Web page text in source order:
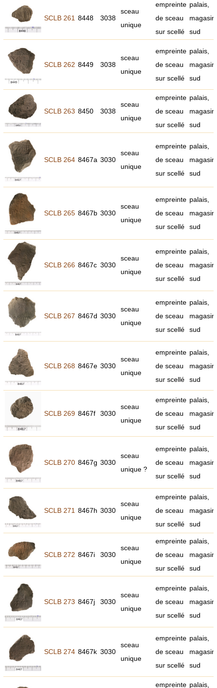
SCLB 261 8448 3038
sceau
unique
empreinte
de sceau
sur scellé
palais,
sud
SCLB 262 8449 3038
sceau
unique
empreinte
de sceau
sur scellé
palais,
sud
SCLB 263 8450 3038
sceau
unique
empreinte
de sceau
sur scellé
palais,
sud
SCLB 264 8467a 3030
sceau
unique
empreinte
de sceau
sur scellé
palais,
sud
SCLB 265 8467b 3030
sceau
unique
empreinte
de sceau
sur scellé
palais,
sud
SCLB 266 8467c 3030
sceau
unique
empreinte
de sceau
sur scellé
palais,
sud
SCLB 267 8467d 3030
sceau
unique
empreinte
de sceau
sur scellé
palais,
sud
SCLB 268 8467e 3030
sceau
unique
empreinte
de sceau
sur scellé
palais,
sud
SCLB 269 8467f 3030
sceau
unique
empreinte
de sceau
sur scellé
palais,
sud
SCLB 270 8467g 3030
sceau
unique ?
empreinte
de sceau
sur scellé
palais,
sud
SCLB 271 8467h 3030
sceau
unique
empreinte
de sceau
sur scellé
palais,
sud
SCLB 272 8467i 3030
sceau
unique
empreinte
de sceau
sur scellé
palais,
sud
SCLB 273 8467j 3030
sceau
unique
empreinte
de sceau
sur scellé
palais,
sud
SCLB 274 8467k 3030
sceau
unique
empreinte
de sceau
sur scellé
palais,
sud
empreinte palais,